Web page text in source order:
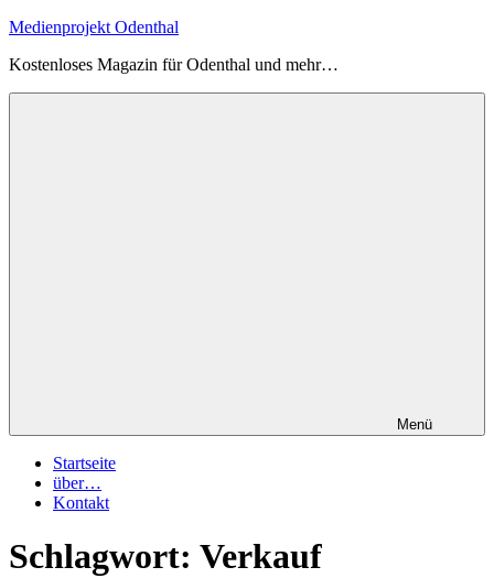
Zum
springen
Medienprojekt Odenthal
Kostenloses Magazin für Odenthal und mehr…
Menü
Startseite
über…
Kontakt
Schlagwort: Verkauf